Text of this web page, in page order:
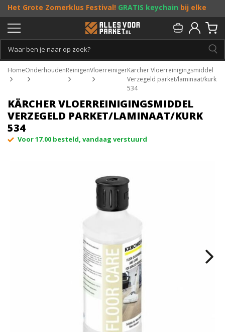
Het Grote Zomerklus Festival! GRATIS keychain bij elke
bestelling vanaf €25, entoffe acties! Doe je mee?
Persoonlijk & gratis advies:013 - 207 00 01
HomeOnderhoudenReinigenVloerreinigerKärcher Vloerreinigingsmiddel
Verzegeld parket/laminaat/kurk
534
KÄRCHER VLOERREINIGINGSMIDDEL
VERZEGELD PARKET/LAMINAAT/KURK
534
Voor 17.00 besteld, vandaag verstuurd